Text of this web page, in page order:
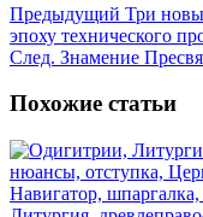
Предыдущий Три
эпоху технического
След. Знамение
Похожие статьи